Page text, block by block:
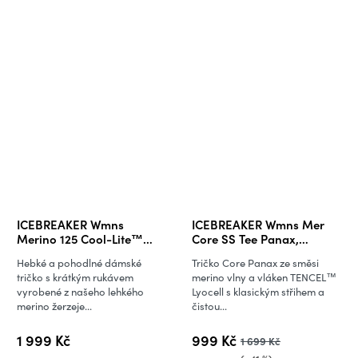
ICEBREAKER Wmns
Merino 125 Cool-Lite™
Navy Heather
1 999 Kč
Hebké a pohodlné dámské
tričko s krátkým rukávem
vyrobené z našeho lehkého
merino žerzeje...
ICEBREAKER Wmns Mer
Core SS Tee Panax,
999 Kč 1 699 Kč
Tričko Core Panax ze směsi
merino vlny a vláken TENCEL™
Lyocell s klasickým střihem a
čistou...